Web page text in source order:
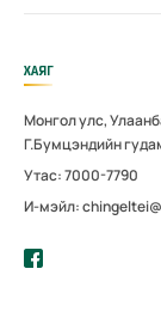
ХАЯГ
Монгол улс,
Г.Бумцэндийн
Утас: 7000-7790
И-мэйл: